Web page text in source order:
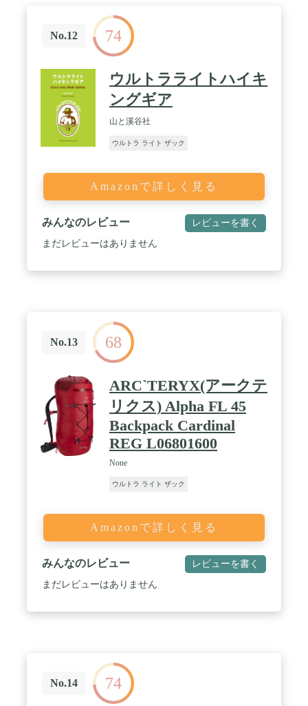
No.12 74
ウルトラライトハイキ
ングギア
山と溪谷社
ウルトラ ライト ザック
Amazonで詳しく見る
みんなのレビュー レビューを書く
まだレビューはありません
No.13 68
ARC`TERYX(アークテ
リクス) Alpha FL 45
Backpack Cardinal
REG L06801600
None
ウルトラ ライト ザック
Amazonで詳しく見る
みんなのレビュー レビューを書く
まだレビューはありません
No.14 74